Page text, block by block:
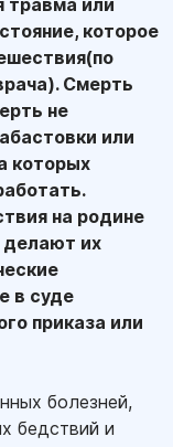
которое
Смерть
не
или
которых
на родине
делают их
в суде
приказа или
болезней,
бедствий и